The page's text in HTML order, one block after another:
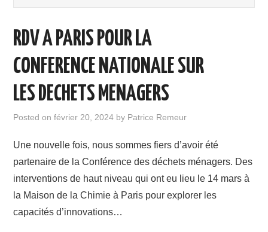
RDV A PARIS POUR LA
CONFERENCE NATIONALE SUR
LES DECHETS MENAGERS
Posted onfévrier 20, 2024 by Patrice Remeur
Une nouvelle fois, nous sommes fiers d’avoir été
partenaire de la Conférence des déchets ménagers. Des
interventions de haut niveau qui ont eu lieu le 14 mars à
la Maison de la Chimie à Paris pour explorer les
capacités d’innovations…